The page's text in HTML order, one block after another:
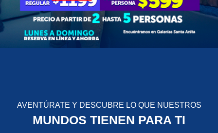
AVENTÚRATE Y DESCUBRE LO QUE NUESTROS
MUNDOS TIENEN PARA TI